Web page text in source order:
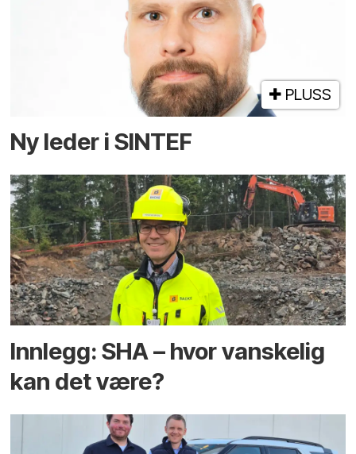
PLUSS
Ny leder i SINTEF
Innlegg: SHA – hvor vanskelig
kan det være?